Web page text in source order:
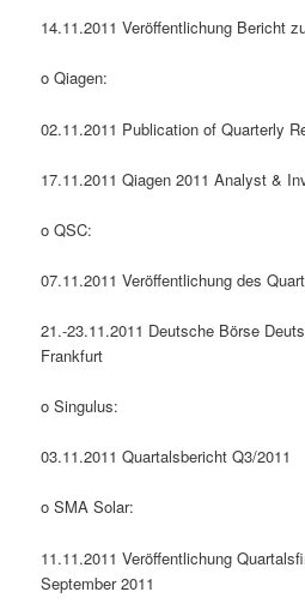
14.11.2011 Veröffentlichung Bericht
o Qiagen:
02.11.2011 Publication of Quarterly
17.11.2011 Qiagen 2011 Analyst &
o QSC:
07.11.2011 Veröffentlichung des
21.-23.11.2011 Deutsche Börse
Frankfurt
o Singulus:
03.11.2011 Quartalsbericht Q3/2011
o SMA Solar:
11.11.2011 Veröffentlichung
September 2011